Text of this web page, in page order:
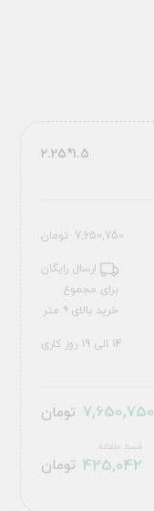
1.5*2.25
7,650,750 تومان
ارسال رایگان
برای مجموع
خرید بالای ۹ متر
14 الی 19 روز کاری
7,650,750 تومان
قسط ماهانه
425,042 تومان